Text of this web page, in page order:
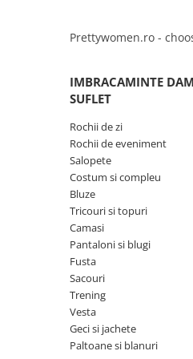
Prettywomen.ro -
IMBRACAMINTE
SUFLET
Rochii de zi
Rochii de eveniment
Salopete
Costum si compleu
Bluze
Tricouri si topuri
Camasi
Pantaloni si blugi
Fusta
Sacouri
Trening
Vesta
Geci si jachete
Paltoane si blanuri